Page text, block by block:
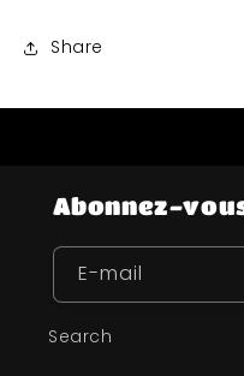
Share
Abonnez-
E-mail
Search